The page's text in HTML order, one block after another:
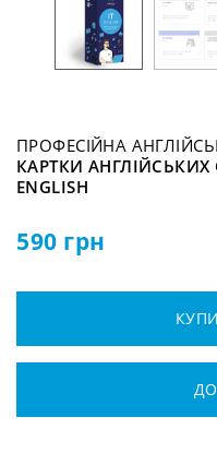
ПРОФЕСІЙНА
КАРТКИ АНГЛІЙСЬКИХ
ENGLISH
590 грн